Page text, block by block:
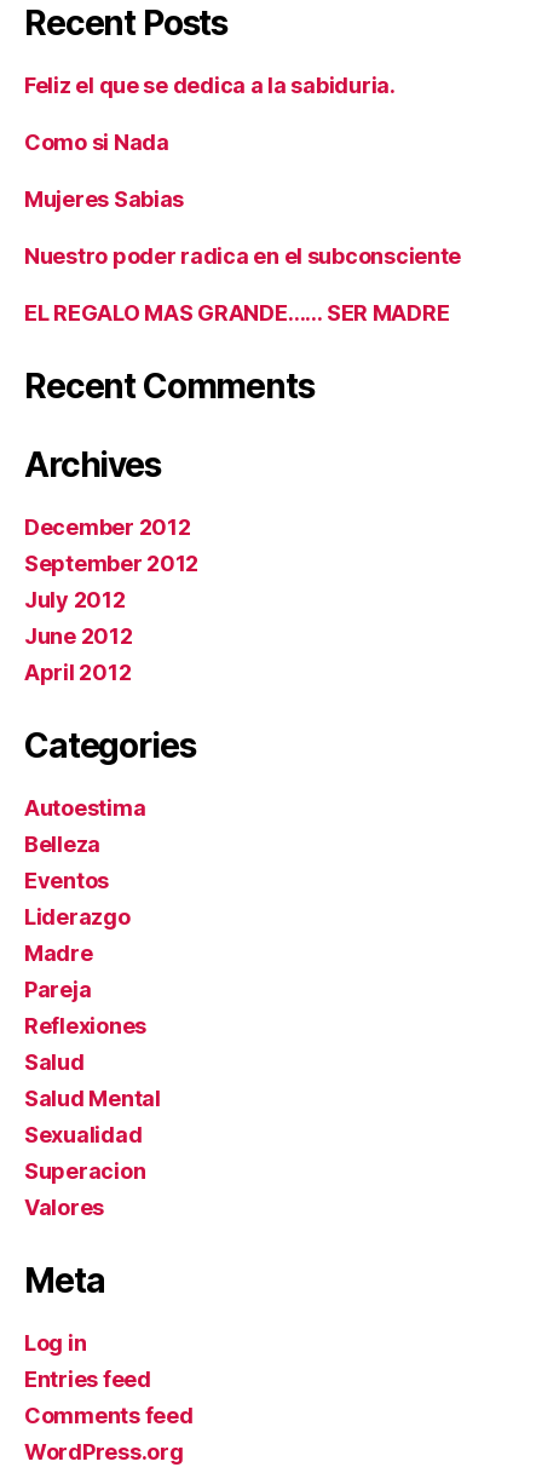
Recent Posts
Feliz el que se dedica a la sabiduria.
Como si Nada
Mujeres Sabias
Nuestro poder radica en el subconsciente
EL REGALO MAS GRANDE…… SER MADRE
Recent Comments
Archives
December 2012
September 2012
July 2012
June 2012
April 2012
Categories
Autoestima
Belleza
Eventos
Liderazgo
Madre
Pareja
Reflexiones
Salud
Salud Mental
Sexualidad
Superacion
Valores
Meta
Log in
Entries feed
Comments feed
WordPress.org